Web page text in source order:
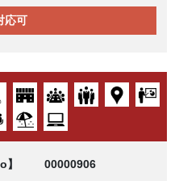
応可
】
00000906